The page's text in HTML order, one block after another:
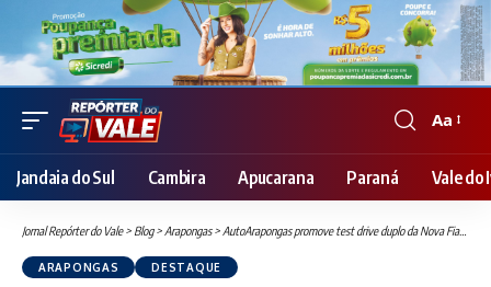
Font
Resizer
Aa
Jandaia do Sul Cambira Apucarana Paraná Vale do
Jornal Repórter do Vale> Blog>Arapongas>AutoArapongas promove test drive duplo da Nova Fiat Toro e da Fiat Titano 2026 neste sábado
ARAPONGAS DESTAQUE